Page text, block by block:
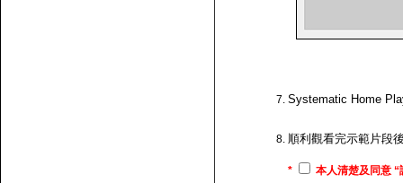
Systematic Home
順利觀看完示範片段
* 本人清楚及同意